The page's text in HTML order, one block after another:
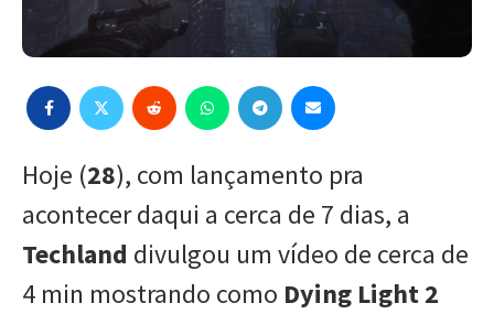
Hoje (28), com lançamento pra
acontecer daqui a cerca de 7 dias, a
Techland divulgou um vídeo de cerca de
4 min mostrando como Dying Light 2